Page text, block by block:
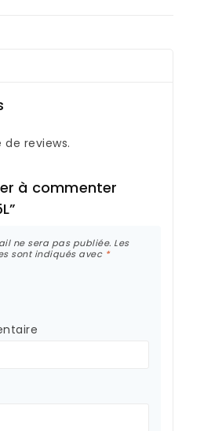
reviews.
à commenter
ne sera pas publiée. Les
sont indiqués avec *